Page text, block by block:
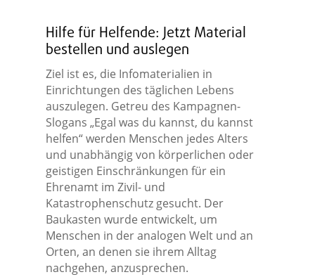
Hilfe für Helfende: Jetzt Material
bestellen und auslegen
Ziel ist es, die Infomaterialien in
Einrichtungen des täglichen Lebens
auszulegen. Getreu des Kampagnen-
Slogans „Egal was du kannst, du kannst
helfen“ werden Menschen jedes Alters
und unabhängig von körperlichen oder
geistigen Einschränkungen für ein
Ehrenamt im Zivil- und
Katastrophenschutz gesucht. Der
Baukasten wurde entwickelt, um
Menschen in der analogen Welt und an
Orten, an denen sie ihrem Alltag
nachgehen, anzusprechen.